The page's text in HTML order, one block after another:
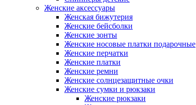
Женские аксессуары
Женская бижутерия
Женские бейсболки
Женские зонты
Женские носовые платки подарочные
Женские перчатки
Женские платки
Женские ремни
Женские солнцезащитные очки
Женские сумки и рюкзаки
Женские рюкзаки